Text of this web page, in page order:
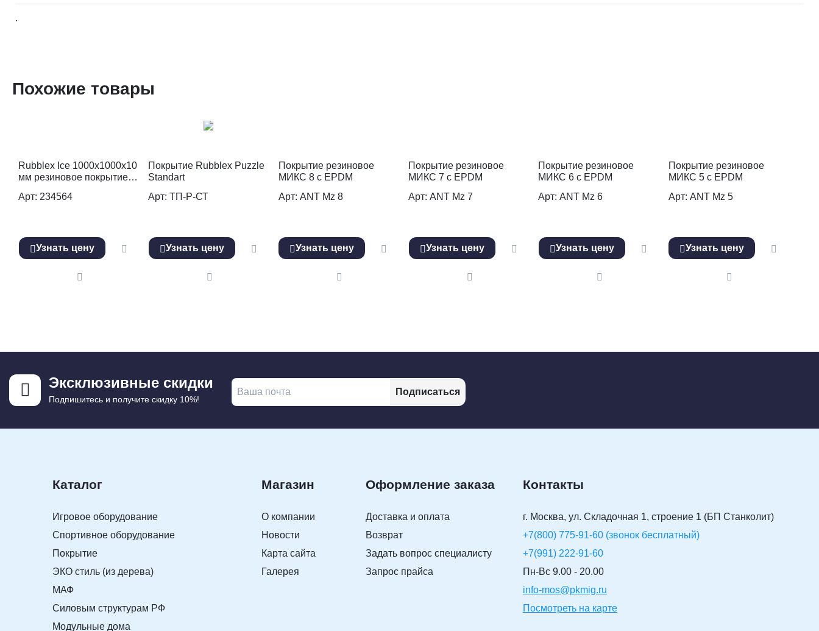
.
Похожие товары
Rubblex Ice 1000x1000x10
мм резиновое покрытие,
Арт: 234564
Узнать цену
Покрытие Rubblex Puzzle
Standart
Арт: ТП-Р-СТ
Узнать цену
Покрытие резиновое
МИКС 8 с EPDM
Арт: ANT Mz 8
Узнать цену
Покрытие резиновое
МИКС 7 с EPDM
Арт: ANT Mz 7
Узнать цену
Покрытие резиновое
МИКС 6 с EPDM
Арт: ANT Mz 6
Узнать цену
Покрытие резиновое
МИКС 5 с EPDM
Арт: ANT Mz 5
Узнать цену
Эксклюзивные скидки
Подпишитесь и получите скидку 10%!
Подписаться
Каталог
Игровое оборудование
Спортивное оборудование
Покрытие
ЭКО стиль (из дерева)
МАФ
Силовым структурам РФ
Модульные дома
Магазин
О компании
Новости
Карта сайта
Галерея
Оформление заказа
Доставка и оплата
Возврат
Задать вопрос специалисту
Запрос прайса
Контакты
г. Москва, ул. Складочная 1, строение 1 (БП Станколит)
+7(800) 775-91-60 (звонок бесплатный)
+7(991) 222-91-60
Пн-Вс 9.00 - 20.00
info-mos@pkmig.ru
Посмотреть на карте